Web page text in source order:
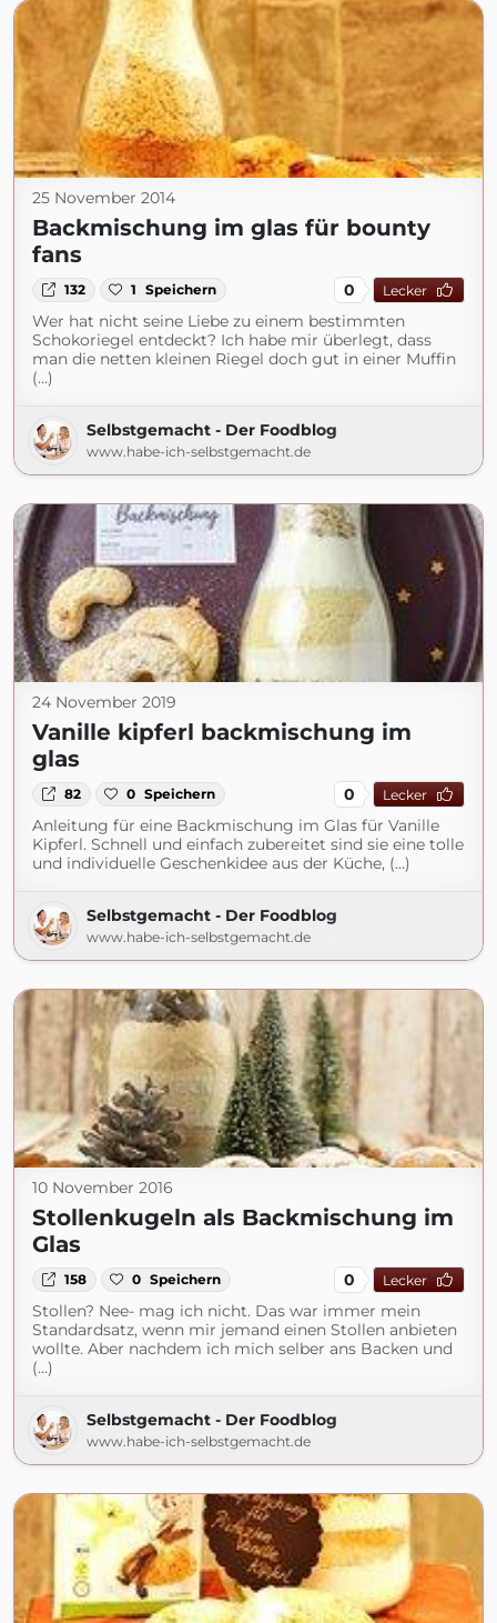
25 November 2014
Backmischung im glas für bounty
fans
132 1 Speichern 0 Lecker
Wer hat nicht seine Liebe zu einem bestimmten
Schokoriegel entdeckt? Ich habe mir überlegt, dass
man die netten kleinen Riegel doch gut in einer Muffin
(...)
Selbstgemacht - Der Foodblog
www.habe-ich-selbstgemacht.de
24 November 2019
Vanille kipferl backmischung im
glas
82 0 Speichern 0 Lecker
Anleitung für eine Backmischung im Glas für Vanille
Kipferl. Schnell und einfach zubereitet sind sie eine tolle
und individuelle Geschenkidee aus der Küche, (...)
Selbstgemacht - Der Foodblog
www.habe-ich-selbstgemacht.de
10 November 2016
Stollenkugeln als Backmischung im
Glas
158 0 Speichern 0 Lecker
Stollen? Nee- mag ich nicht. Das war immer mein
Standardsatz, wenn mir jemand einen Stollen anbieten
wollte. Aber nachdem ich mich selber ans Backen und
(...)
Selbstgemacht - Der Foodblog
www.habe-ich-selbstgemacht.de